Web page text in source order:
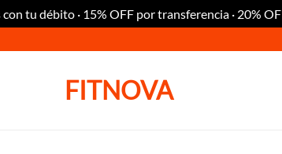
tu débito · 15% OFF por transferencia · 20%
FITNOVA